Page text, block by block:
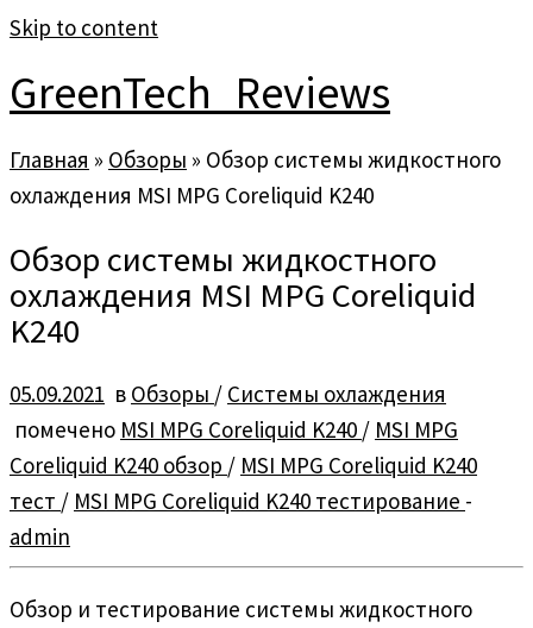
Skip to content
GreenTech_Reviews
Главная » Обзоры » Обзор системы жидкостного
охлаждения MSI MPG Coreliquid K240
Обзор системы жидкостного
охлаждения MSI MPG Coreliquid
K240
05.09.2021 в Обзоры / Системы охлаждения
помечено MSI MPG Coreliquid K240 / MSI MPG
Coreliquid K240 обзор / MSI MPG Coreliquid K240
тест / MSI MPG Coreliquid K240 тестирование -
admin
Обзор и тестирование системы жидкостного